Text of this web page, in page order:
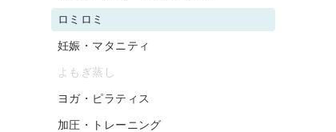
ロミロミ
妊娠・マタニティ
よもぎ蒸し
ヨガ・ピラティス
加圧・トレーニング